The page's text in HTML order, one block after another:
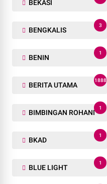
BEKASI
BENGKALIS
3
BENIN
1
BERITA UTAMA
1888
BIMBINGAN ROHANI
1
BKAD
1
BLUE LIGHT
1